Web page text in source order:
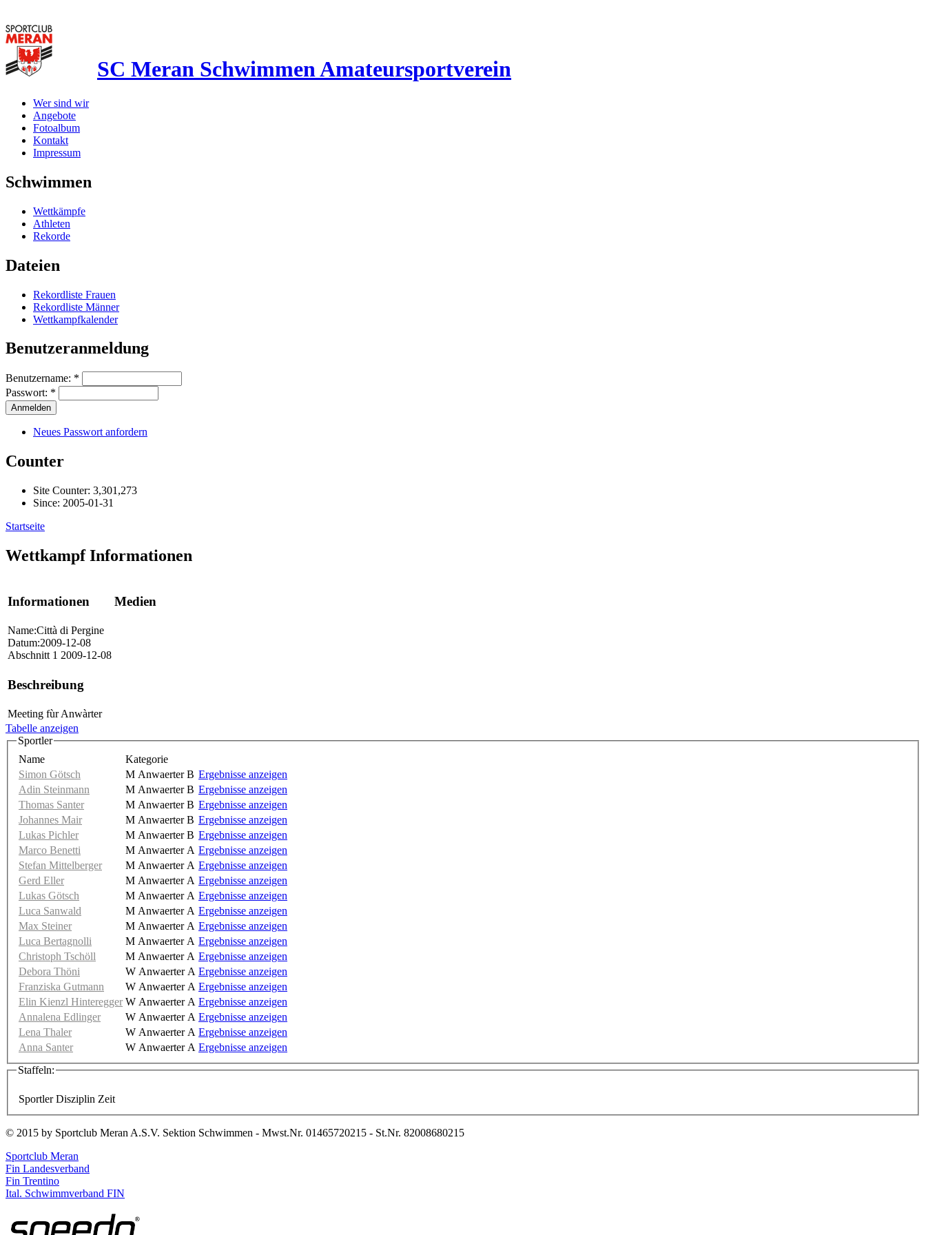
SC Meran SchwimmenAmateursportverein
Wer sind wir
Angebote
Fotoalbum
Kontakt
Impressum
Schwimmen
Wettkämpfe
Athleten
Rekorde
Dateien
Rekordliste Frauen
Rekordliste Männer
Wettkampfkalender
Benutzeranmeldung
Benutzername: *
Passwort: *
Neues Passwort anfordern
Counter
Site Counter: 3,301,273
Since: 2005-01-31
Startseite
Wettkampf Informationen
Informationen Medien
Name:Città di Pergine
Datum:2009-12-08
Abschnitt 1 2009-12-08
Beschreibung
Meeting fùr Anwàrter
Tabelle anzeigen
Sportler
Name
Kategorie
Simon Götsch
M Anwaerter B Ergebnisse anzeigen
Adin Steinmann
M Anwaerter B Ergebnisse anzeigen
Thomas Santer
M Anwaerter B Ergebnisse anzeigen
Johannes Mair
M Anwaerter B Ergebnisse anzeigen
Lukas Pichler
M Anwaerter B Ergebnisse anzeigen
Marco Benetti
M Anwaerter A Ergebnisse anzeigen
Stefan Mittelberger
M Anwaerter A Ergebnisse anzeigen
Gerd Eller
M Anwaerter A Ergebnisse anzeigen
Lukas Götsch
M Anwaerter A Ergebnisse anzeigen
Luca Sanwald
M Anwaerter A Ergebnisse anzeigen
Max Steiner
M Anwaerter A Ergebnisse anzeigen
Luca Bertagnolli
M Anwaerter A Ergebnisse anzeigen
Christoph Tschöll
M Anwaerter A Ergebnisse anzeigen
Debora Thöni
W Anwaerter A Ergebnisse anzeigen
Franziska Gutmann
W Anwaerter A Ergebnisse anzeigen
Elin Kienzl Hinteregger W Anwaerter A Ergebnisse anzeigen
Annalena Edlinger
W Anwaerter A Ergebnisse anzeigen
Lena Thaler
W Anwaerter A Ergebnisse anzeigen
Anna Santer
W Anwaerter A Ergebnisse anzeigen
Staffeln:
Sportler Disziplin Zeit
© 2015 by Sportclub Meran A.S.V. Sektion Schwimmen - Mwst.Nr. 01465720215 - St.Nr. 82008680215
Sportclub Meran
Fin Landesverband
Fin Trentino
Ital. Schwimmverband FIN